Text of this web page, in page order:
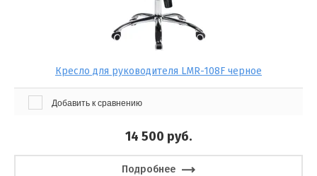
Кресло для руководителя LMR-108F черное
Добавить к сравнению
14 500 руб.
Подробнее